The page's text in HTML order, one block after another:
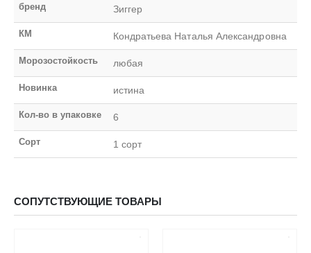
бренд Зиггер
КМ Кондратьева Наталья Александровна
Морозостойкость любая
Новинка истина
Кол-во в упаковке 6
Сорт 1 сорт
СОПУТСТВУЮЩИЕ ТОВАРЫ